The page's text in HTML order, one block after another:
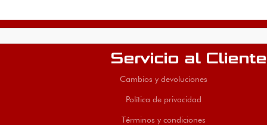
Servicio al Cliente
Cambios y devoluciones
Política de privacidad
Términos y condiciones